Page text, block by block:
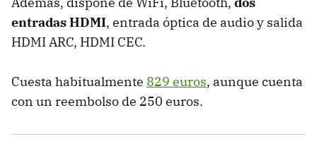
entradas HDMI, entrada óptica de audio y salida
HDMI ARC, HDMI CEC.
Cuesta habitualmente 829 euros, aunque cuenta
con un reembolso de 250 euros.